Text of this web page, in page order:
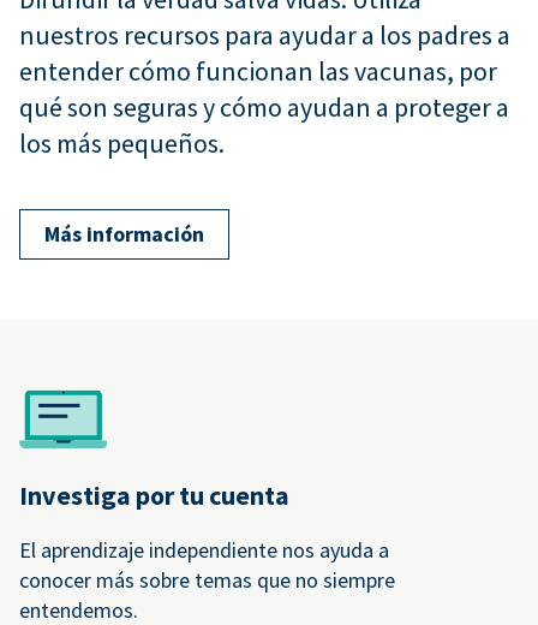
nuestros recursos para ayudar a los padres a
entender cómo funcionan las vacunas, por
qué son seguras y cómo ayudan a proteger a
los más pequeños.
Más información
Investiga por tu cuenta
El aprendizaje independiente nos ayuda a
conocer más sobre temas que no siempre
entendemos.